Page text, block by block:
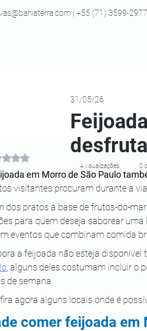
| +55 (71) 3599-
Avaliado com NaN de 5 estrelas.
em Morro de São Paulo
visitantes procuram durante a
dos pratos à base de frutos-do-
para quem deseja saborear
eventos que combinam comida
a feijoada não esteja disponível
, alguns deles costumam incluir o
de semana.
agora alguns locais onde é
comer feijoada em
4 visualizações 0
31/05/26